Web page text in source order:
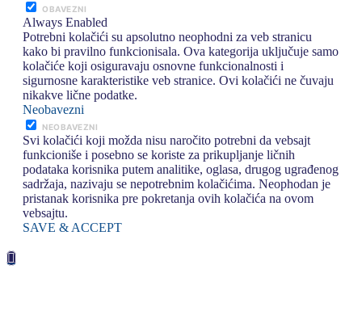
OBAVEZNI
Always Enabled
Potrebni kolačići su apsolutno neophodni za veb stranicu
kako bi pravilno funkcionisala. Ova kategorija uključuje samo
kolačiće koji osiguravaju osnovne funkcionalnosti i
sigurnosne karakteristike veb stranice. Ovi kolačići ne čuvaju
nikakve lične podatke.
Neobavezni
NEOBAVEZNI
Svi kolačići koji možda nisu naročito potrebni da vebsajt
funkcioniše i posebno se koriste za prikupljanje ličnih
podataka korisnika putem analitike, oglasa, drugog ugrađenog
sadržaja, nazivaju se nepotrebnim kolačićima. Neophodan je
pristanak korisnika pre pokretanja ovih kolačića na ovom
vebsajtu.
SAVE & ACCEPT